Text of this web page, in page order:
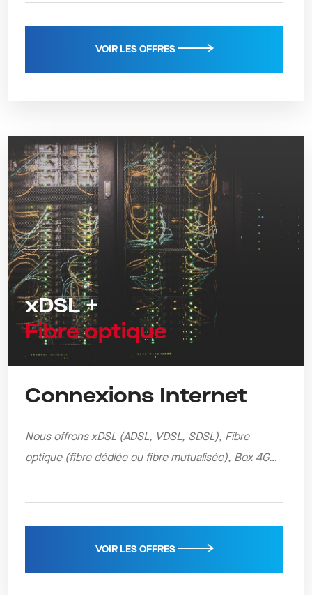
VOIR LES OFFRES
xDSL +
Fibre optique
Connexions Internet
Nous offrons xDSL (ADSL, VDSL, SDSL), Fibre
optique (fibre dédiée ou fibre mutualisée), Box 4G…
VOIR LES OFFRES